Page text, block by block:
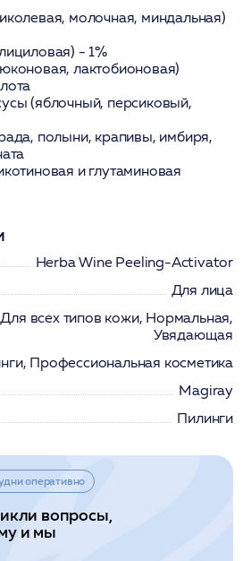
молочная, миндальная)
- 1%
лактобионовая)
(яблочный, персиковый,
полыни, крапивы, имбиря,
и глутаминовая
Herba Wine Peeling-Activator
Для лица
Для всех типов кожи, Нормальная,
Увядающая
Профессиональная косметика
Magiray
Пилинги
оперативно
вопросы,
и мы